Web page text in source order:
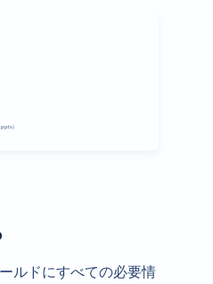
ルドにすべての必要情